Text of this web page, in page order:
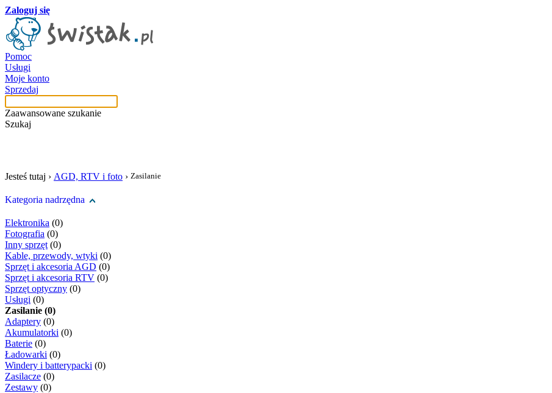
Zaloguj się
Pomoc
Usługi
Moje konto
Sprzedaj
Zaawansowane szukanie
Szukaj
Jesteś tutaj › AGD, RTV i foto › Zasilanie
Kategoria nadrzędna
Elektronika (0)
Fotografia (0)
Inny sprzęt (0)
Kable, przewody, wtyki (0)
Sprzęt i akcesoria AGD (0)
Sprzęt i akcesoria RTV (0)
Sprzęt optyczny (0)
Usługi (0)
Zasilanie (0)
Adaptery (0)
Akumulatorki (0)
Baterie (0)
Ładowarki (0)
Windery i batterypacki (0)
Zasilacze (0)
Zestawy (0)